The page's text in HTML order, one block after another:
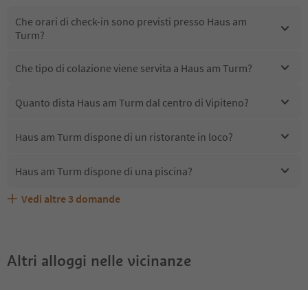
Che orari di check-in sono previsti presso Haus am
Turm?
Che tipo di colazione viene servita a Haus am Turm?
Quanto dista Haus am Turm dal centro di Vipiteno?
Haus am Turm dispone di un ristorante in loco?
Haus am Turm dispone di una piscina?
Haus am Turm accetta animali domestici?
Quali servizi/attività sono disponibili presso Haus am
Gli ospiti di Haus am Turm ricevono l'Alto Adige Guest
Vedi altre 3 domande
Altri alloggi nelle vicinanze